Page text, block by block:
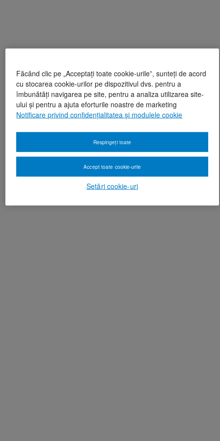
Făcând clic pe „Acceptați toate cookie-urile”, sunteți de acord
cu stocarea cookie-urilor pe dispozitivul dvs. pentru a
îmbunătăți navigarea pe site, pentru a analiza utilizarea site-
ului și pentru a ajuta eforturile noastre de marketing
Notificare privind confidențialitatea și modulele cookie
Setări cookie-uri
Respingeți toate
Accept toate cookie-urile